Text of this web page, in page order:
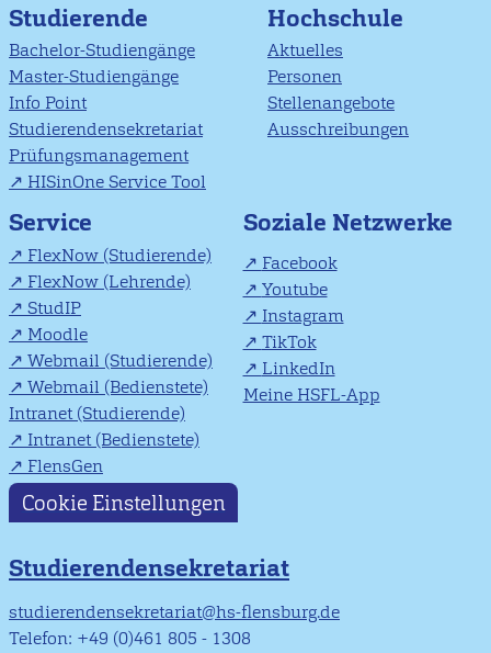
Studierende
Bachelor-Studiengänge
Master-Studiengänge
Info Point
Studierendensekretariat
Prüfungsmanagement
HISinOne Service Tool
Hochschule
Aktuelles
Personen
Stellenangebote
Ausschreibungen
Service
FlexNow (Studierende)
FlexNow (Lehrende)
StudIP
Moodle
Webmail (Studierende)
Webmail (Bedienstete)
Intranet (Studierende)
Intranet (Bedienstete)
FlensGen
Soziale Netzwerke
Facebook
Youtube
Instagram
TikTok
LinkedIn
Meine HSFL-App
Cookie Einstellungen
Studierendensekretariat
studierendensekretariat@hs-flensburg.de
Telefon: +49 (0)461 805 - 1308